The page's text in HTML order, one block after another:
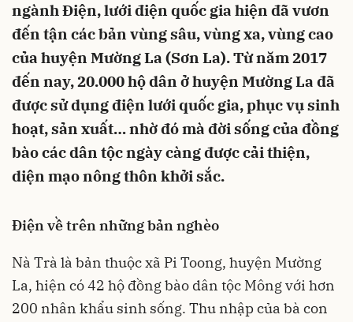
ngành Điện, lưới điện quốc gia hiện đã vươn
đến tận các bản vùng sâu, vùng xa, vùng cao
của huyện Mường La (Sơn La). Từ năm 2017
đến nay, 20.000 hộ dân ở huyện Mường La đã
được sử dụng điện lưới quốc gia, phục vụ sinh
hoạt, sản xuất… nhờ đó mà đời sống của đồng
bào các dân tộc ngày càng được cải thiện,
diện mạo nông thôn khởi sắc.
Điện về trên những bản nghèo
Nà Trà là bản thuộc xã Pi Toong, huyện Mường
La, hiện có 42 hộ đồng bào dân tộc Mông với hơn
200 nhân khẩu sinh sống. Thu nhập của bà con